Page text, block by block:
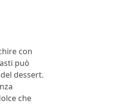
con
può
dessert.
che